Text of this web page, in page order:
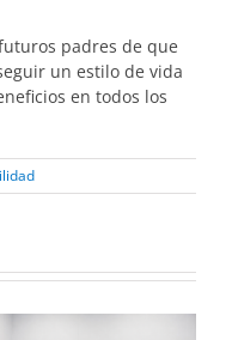
padres de que
un estilo de vida
en todos los